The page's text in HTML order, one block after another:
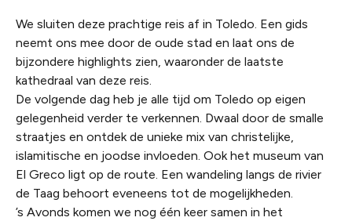
We sluiten deze prachtige reis af in Toledo. Een gids
neemt ons mee door de oude stad en laat ons de
bijzondere highlights zien, waaronder de laatste
kathedraal van deze reis.
De volgende dag heb je alle tijd om Toledo op eigen
gelegenheid verder te verkennen. Dwaal door de smalle
straatjes en ontdek de unieke mix van christelijke,
islamitische en joodse invloeden. Ook het museum van
El Greco ligt op de route. Een wandeling langs de rivier
de Taag behoort eveneens tot de mogelijkheden.
’s Avonds komen we nog één keer samen in het